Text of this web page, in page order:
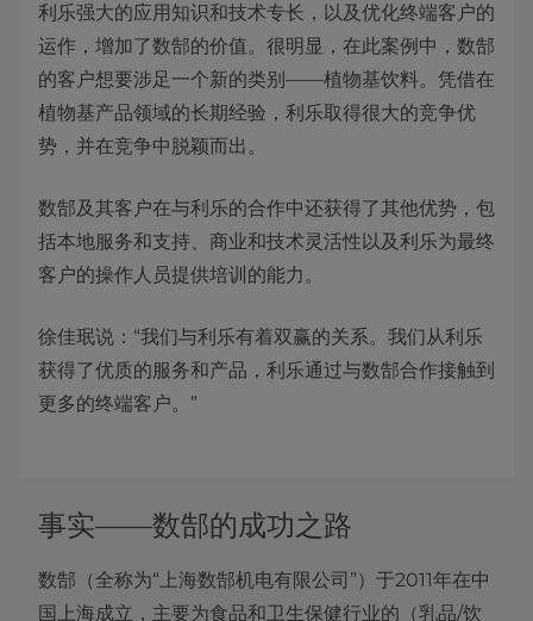
利乐强大的应用知识和技术专长，以及优化终端客户的
运作，增加了数郜的价值。很明显，在此案例中，数郜
的客户想要涉足一个新的类别——植物基饮料。凭借在
植物基产品领域的长期经验，利乐取得很大的竞争优
势，并在竞争中脱颖而出。
数郜及其客户在与利乐的合作中还获得了其他优势，包
括本地服务和支持、商业和技术灵活性以及利乐为最终
客户的操作人员提供培训的能力。
徐佳珉说：“我们与利乐有着双赢的关系。我们从利乐
获得了优质的服务和产品，利乐通过与数郜合作接触到
更多的终端客户。”
事实——数郜的成功之路
数郜（全称为“上海数郜机电有限公司”）于2011年在中
国上海成立，主要为食品和卫生保健行业的（乳品/饮